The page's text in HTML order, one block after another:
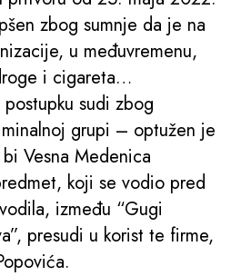
zbog sumnje da je na
u međuvremenu,
i cigareta…
sudi zbog
grupi – optužen je
Vesna Medenica
koji se vodio pred
između “Gugi
presudi u korist te firme,